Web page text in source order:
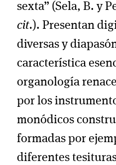
sexta” (Sela, B. y
cit.). Presentan
diversas y
característica
organología
por los
monódicos
formadas por
diferentes